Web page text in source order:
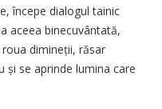
începe dialogul tainic
aceea binecuvântată,
dimineții, răsar
și se aprinde lumina care